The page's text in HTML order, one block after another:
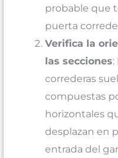
probable que
puerta
Verifica la
las secciones:
correderas
compuestas
horizontales
desplazan en
entrada del